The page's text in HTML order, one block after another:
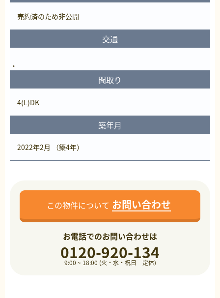
売約済のため非公開
交通
間取り
4(L)DK
築年月
2022年2月 （築4年）
この物件について お問い合わせ
お電話でのお問い合わせは
0120-920-134
9:00 ~ 18:00 (火・水・祝日 定休)